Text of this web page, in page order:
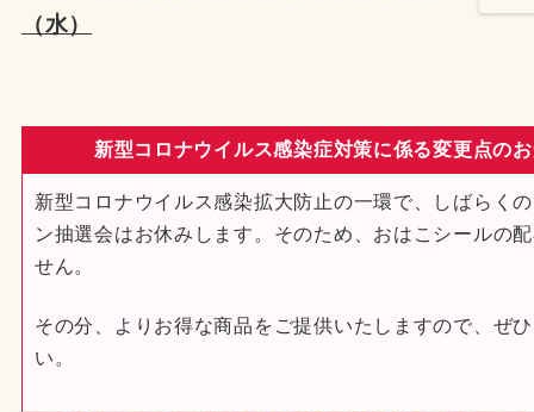
（水）
新型コロナウイルス感染症対策に係る変更点の
新型コロナウイルス感染拡大防止の一環で、しばらく
ン抽選会はお休みします。そのため、おはこシールの
せん。
その分、よりお得な商品をご提供いたしますので、ぜ
い。